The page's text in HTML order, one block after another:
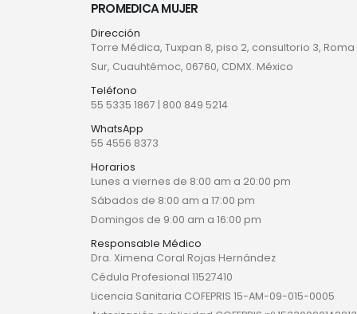
PROMEDICA MUJER
Dirección
Torre Médica, Tuxpan 8, piso 2, consultorio 3, Roma
Sur, Cuauhtémoc, 06760, CDMX. México
Teléfono
55 5335 1867 | 800 849 5214
WhatsApp
55 4556 8373
Horarios
Lunes a viernes de 8:00 am a 20:00 pm
Sábados de 8:00 am a 17:00 pm
Domingos de 9:00 am a 16:00 pm
Responsable Médico
Dra. Ximena Coral Rojas Hernández
Cédula Profesional 11527410
Licencia Sanitaria COFEPRIS 15-AM-09-015-0005